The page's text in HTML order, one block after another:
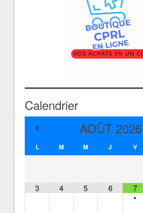
Calendrier
AOÛT 2026
L M M J V
3 4 5 6 7
•